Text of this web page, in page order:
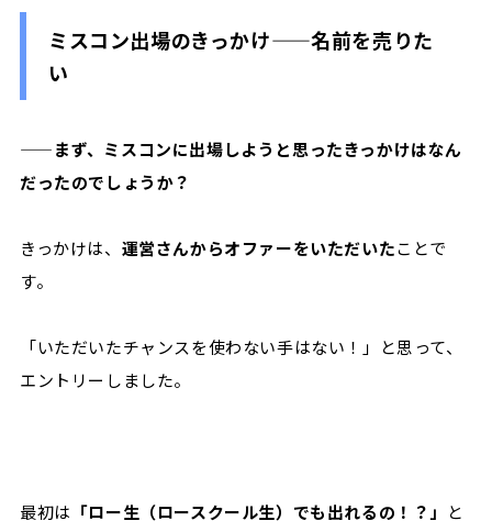
ミスコン出場のきっかけ——名前を売りた
い
——まず、ミスコンに出場しようと思ったきっかけはなん
だったのでしょうか？
きっかけは、 運営さんからオファーをいただいたことで
す。
「いただいたチャンスを使わない手はない！」と思って、
エントリーしました。
最初は 「ロー生（ロースクール生）でも出れるの！？」
と